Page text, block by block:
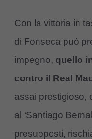
Con la vittoria in
di Fonseca può
impegno, quello
contro il Real
assai prestigioso,
al ‘Santiago
presupposti,